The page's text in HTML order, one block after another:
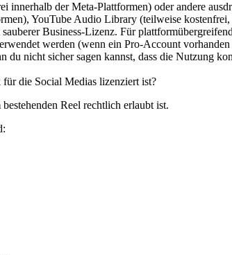
innerhalb der Meta-Plattformen) oder andere
YouTube Audio Library (teilweise
Business-Lizenz. Für
werden (wenn ein Pro-Account
nicht sicher sagen kannst, dass die Nutzung
die Social Medias lizenziert ist?
Reel rechtlich erlaubt ist.